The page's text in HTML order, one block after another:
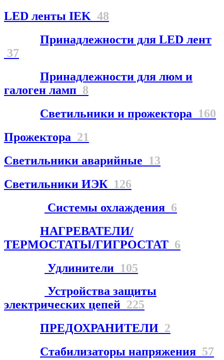
LED ленты IEK 48
Принадлежности для LED лент
37
Принадлежности для люм и
галоген ламп 8
Светильники и прожектора 160
Прожектора 21
Светильники аварийные 13
Светильники ИЭК 126
Системы охлаждения 6
НАГРЕВАТЕЛИ/
ТЕРМОСТАТЫ/ГИГРОСТАТ 6
Удлинители 105
Устройства защиты
электрических цепей 225
ПРЕДОХРАНИТЕЛИ 2
Стабилизаторы напряжения 57